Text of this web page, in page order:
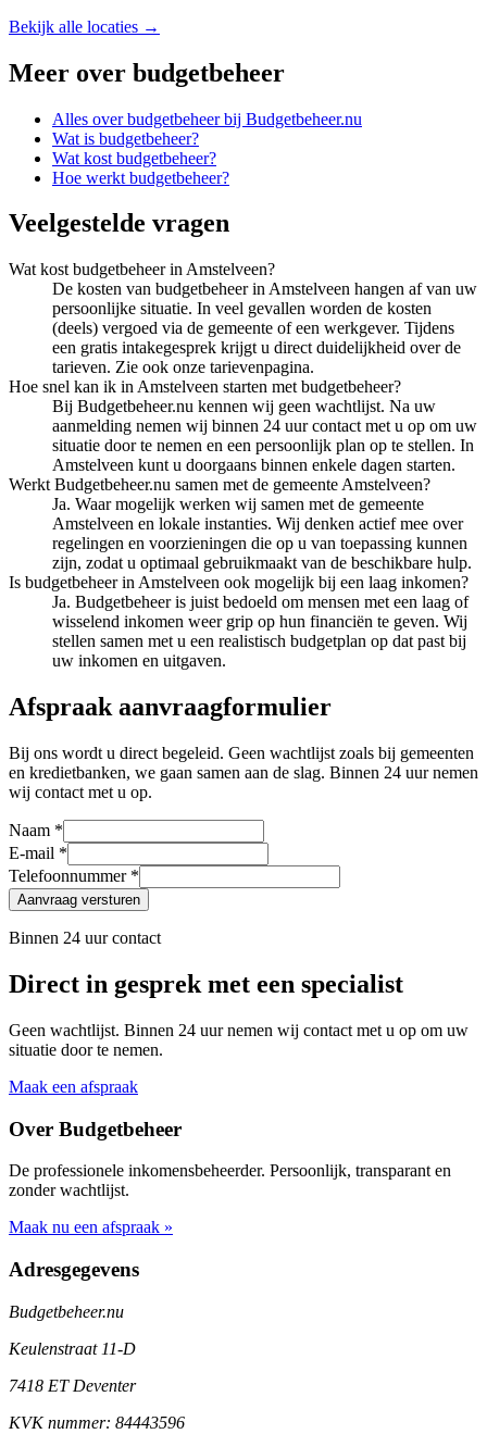
Bekijk alle locaties →
Meer over budgetbeheer
Alles overbudgetbeheerbij Budgetbeheer.nu
Wat is budgetbeheer?
Wat kost budgetbeheer?
Hoe werkt budgetbeheer?
Veelgestelde vragen
Wat kost budgetbeheer in Amstelveen?
De kosten van budgetbeheer in Amstelveen hangen af van uw
persoonlijke situatie. In veel gevallen worden de kosten
(deels) vergoed via de gemeente of een werkgever. Tijdens
een gratis intakegesprek krijgt u direct duidelijkheid over de
tarieven. Zie ook onze tarievenpagina.
Hoe snel kan ik in Amstelveen starten met budgetbeheer?
Bij Budgetbeheer.nu kennen wij geen wachtlijst. Na uw
aanmelding nemen wij binnen 24 uur contact met u op om uw
situatie door te nemen en een persoonlijk plan op te stellen. In
Amstelveen kunt u doorgaans binnen enkele dagen starten.
Werkt Budgetbeheer.nu samen met de gemeente Amstelveen?
Ja. Waar mogelijk werken wij samen met de gemeente
Amstelveen en lokale instanties. Wij denken actief mee over
regelingen en voorzieningen die op u van toepassing kunnen
zijn, zodat u optimaal gebruikmaakt van de beschikbare hulp.
Is budgetbeheer in Amstelveen ook mogelijk bij een laag inkomen?
Ja. Budgetbeheer is juist bedoeld om mensen met een laag of
wisselend inkomen weer grip op hun financiën te geven. Wij
stellen samen met u een realistisch budgetplan op dat past bij
uw inkomen en uitgaven.
Afspraak aanvraagformulier
Bij ons wordt u direct begeleid. Geen wachtlijst zoals bij gemeenten
en kredietbanken, we gaan samen aan de slag. Binnen 24 uur nemen
wij contact met u op.
Naam *
E-mail *
Telefoonnummer *
Aanvraag versturen
Binnen 24 uur contact
Direct in gesprek met een specialist
Geen wachtlijst. Binnen 24 uur nemen wij contact met u op om uw
situatie door te nemen.
Maak een afspraak
Over Budgetbeheer
De professionele inkomensbeheerder. Persoonlijk, transparant en
zonder wachtlijst.
Maak nu een afspraak »
Adresgegevens
Budgetbeheer.nu
Keulenstraat 11-D
7418 ET Deventer
KVK nummer: 84443596